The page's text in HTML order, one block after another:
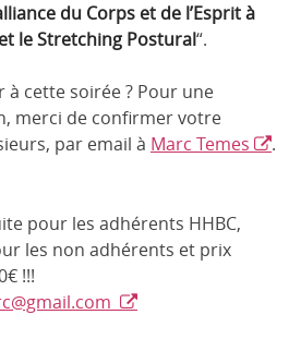
du Corps et de l’Esprit à
le Stretching Postural“.
à cette soirée ? Pour une
merci de confirmer votre
par email à Marc Temes .
pour les adhérents HHBC,
les non adhérents et prix
!!!